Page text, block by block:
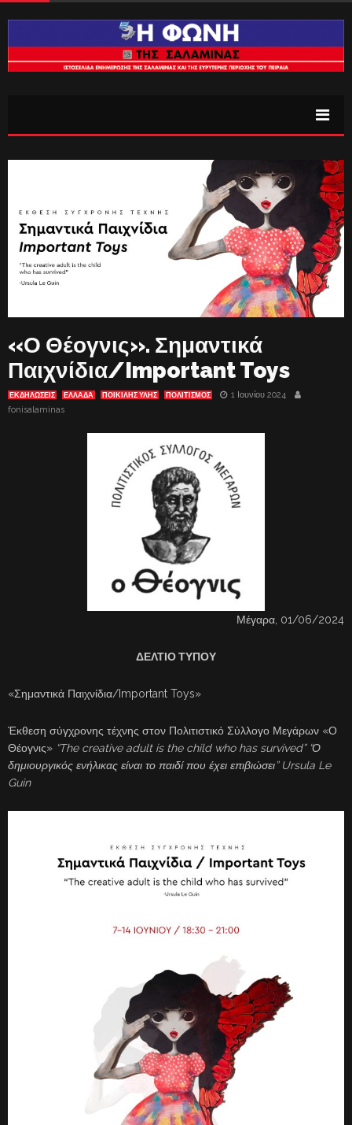
«Ο Θέογνις». Σημαντικά
Παιχνίδια/Important Toys
ΕΚΔΗΛΏΣΕΙΣ ΕΛΛΑΔΑ ΠΟΙΚΙΛΗΣ ΥΛΗΣ ΠΟΛΙΤΙΣΜΟΣ
1 Ιουνίου 2024
fonisalaminas
Μέγαρα, 01/06/2024
ΔΕΛΤΙΟ ΤΥΠΟΥ
«Σημαντικά Παιχνίδια/Important Toys»
Έκθεση σύγχρονης τέχνης στον Πολιτιστικό Σύλλογο Μεγάρων «Ο
Θέογνις» “The creative adult is the child who has survived” “Ο
δημιουργικός ενήλικας είναι το παιδί που έχει επιβιώσει” Ursula Le
Guin